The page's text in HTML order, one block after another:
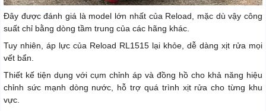
Đây được đánh giá là model lớn nhất của Reload, mặc dù vậy công
suất chỉ bằng dòng tầm trung của các hãng khác.
Tuy nhiên, áp lực của Reload RL1515 lại khỏe, dễ dàng xịt rửa mọi
vết bẩn.
Thiết kế tiện dụng với cụm chỉnh áp và đồng hồ cho khả năng hiệu
chỉnh sức mạnh dòng nước, hỗ trợ quá trình xịt rửa cho từng khu
vực.